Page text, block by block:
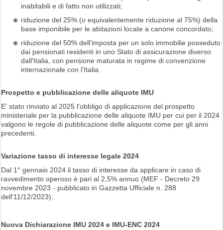
inabitabili e di fatto non utilizzati;
riduzione del 25% (o equivalentemente riduzione al 75%) della
base imponibile per le abitazioni locate a canone concordato;
riduzione del 50% dell'imposta per un solo immobilie posseduto
dai pensionati residenti in uno Stato di assicurazione diverso
dall'Italia, con pensione maturata in regime di convenzione
internazionale con l'Italia.
Prospetto e pubblicazione delle aliquote IMU
E' stato rinviato al 2025 l'obbligo di applicazione del prospetto
ministeriale per la pubblicazione delle aliquote IMU per cui per il 2024
valgono le regole di pubblicazione delle aliquote come per gli anni
precedenti.
Variazione tasso di interesse legale 2024
Dal 1° gennaio 2024 il tasso di interesse da applicare in caso di
ravvedimento operoso è pari al 2,5% annuo (MEF - Decreto 29
novembre 2023 - pubblicato in Gazzetta Ufficiale n. 288
dell'11/12/2023).
Nuova Dichiarazione IMU 2024 e IMU-ENC 2024